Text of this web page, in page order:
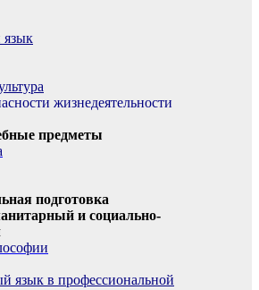
жизнедеятельности
предметы
подготовка
и социально-
язык в профессиональной